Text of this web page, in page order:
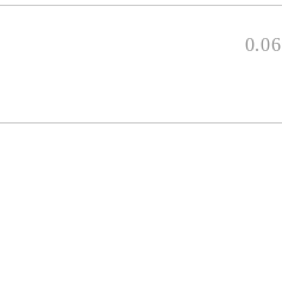
за
Техника - Топъл